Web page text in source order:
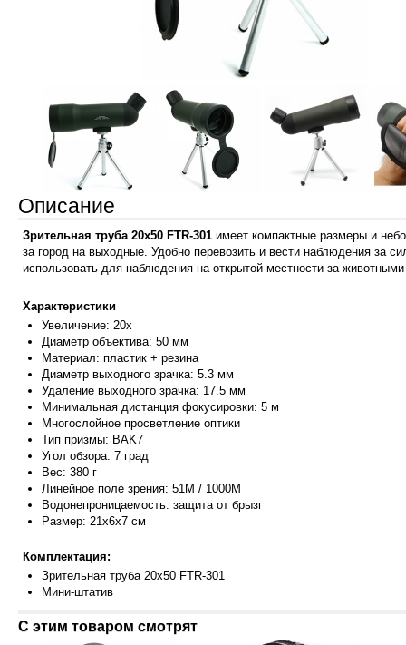
Описание
Зрительная труба 20x50 FTR-301 имеет компактные размеры и
за город на выходные. Удобно перевозить и вести наблюдения за
использовать для наблюдения на открытой местности за
Характеристики
Увеличение: 20х
Диаметр объектива: 50 мм
Материал: пластик + резина
Диаметр выходного зрачка: 5.3 мм
Удаление выходного зрачка: 17.5 мм
Минимальная дистанция фокусировки: 5 м
Многослойное просветление оптики
Тип призмы: BAK7
Угол обзора: 7 град
Вес: 380 г
Линейное поле зрения: 51M / 1000M
Водонепроницаемость: защита от брызг
Размер: 21x6x7 см
Комплектация:
Зрительная труба 20x50 FTR-301
Мини-штатив
С этим товаром смотрят